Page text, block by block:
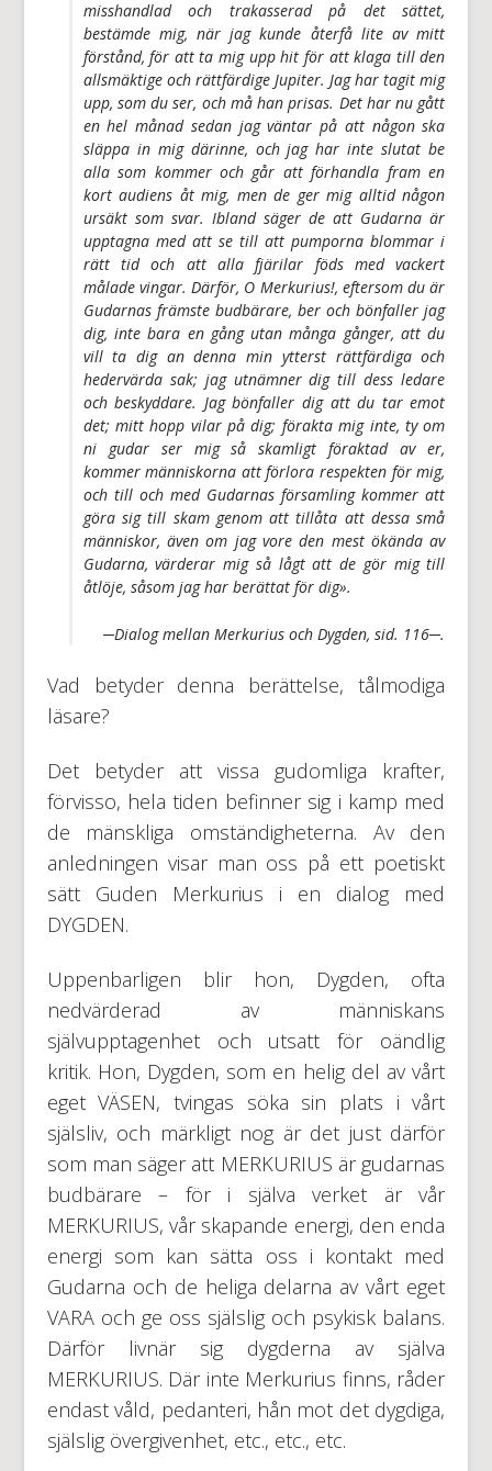
misshandlad och trakasserad på det sättet,
bestämde mig, när jag kunde återfå lite av mitt
förstånd, för att ta mig upp hit för att klaga till den
allsmäktige och rättfärdige Jupiter. Jag har tagit mig
upp, som du ser, och må han prisas. Det har nu gått
en hel månad sedan jag väntar på att någon ska
släppa in mig därinne, och jag har inte slutat be
alla som kommer och går att förhandla fram en
kort audiens åt mig, men de ger mig alltid någon
ursäkt som svar. Ibland säger de att Gudarna är
upptagna med att se till att pumporna blommar i
rätt tid och att alla fjärilar föds med vackert
målade vingar. Därför, O Merkurius!, eftersom du är
Gudarnas främste budbärare, ber och bönfaller jag
dig, inte bara en gång utan många gånger, att du
vill ta dig an denna min ytterst rättfärdiga och
hedervärda sak; jag utnämner dig till dess ledare
och beskyddare. Jag bönfaller dig att du tar emot
det; mitt hopp vilar på dig; förakta mig inte, ty om
ni gudar ser mig så skamligt föraktad av er,
kommer människorna att förlora respekten för mig,
och till och med Gudarnas församling kommer att
göra sig till skam genom att tillåta att dessa små
människor, även om jag vore den mest ökända av
Gudarna, värderar mig så lågt att de gör mig till
åtlöje, såsom jag har berättat för dig».
─Dialog mellan Merkurius och Dygden, sid. 116─.
Vad betyder denna berättelse, tålmodiga
läsare?
Det betyder att vissa gudomliga krafter,
förvisso, hela tiden befinner sig i kamp med
de mänskliga omständigheterna. Av den
anledningen visar man oss på ett poetiskt
sätt Guden Merkurius i en dialog med
DYGDEN.
Uppenbarligen blir hon, Dygden, ofta
nedvärderad av människans
självupptagenhet och utsatt för oändlig
kritik. Hon, Dygden, som en helig del av vårt
eget VÄSEN, tvingas söka sin plats i vårt
själsliv, och märkligt nog är det just därför
som man säger att MERKURIUS är gudarnas
budbärare – för i själva verket är vår
MERKURIUS, vår skapande energi, den enda
energi som kan sätta oss i kontakt med
Gudarna och de heliga delarna av vårt eget
VARA och ge oss själslig och psykisk balans.
Därför livnär sig dygderna av själva
MERKURIUS. Där inte Merkurius finns, råder
endast våld, pedanteri, hån mot det dygdiga,
själslig övergivenhet, etc., etc., etc.